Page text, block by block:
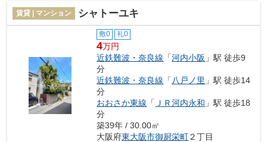
賃貸 | マンション シャトーユキ
敷0 礼0
4万円
近鉄難波・奈良線 「河内小阪 」駅 徒歩9
分
近鉄難波・奈良線 「八戸ノ里 」駅 徒歩14
分
おおさか東線 「 ＪＲ河内永和 」駅 徒歩18
分
築39年 / 30.00㎡
大阪府東大阪市御厨栄町２丁目